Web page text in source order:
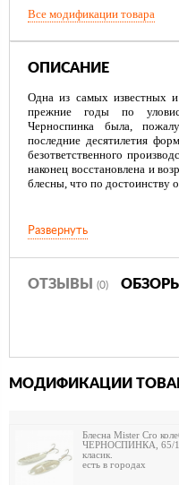
Все модификации товара
ОПИСАНИЕ
Одна из самых известных
прежние годы по
Черноспинка была,
последние десятилетия
безответственного
наконец восстановлена и
блесны, что по достоинству
Развернуть
ОТЗЫВЫ (0) ОБЗОРЫ
МОДИФИКАЦИИ
Блесна Mister Cro
ЧЕРНОСПИНКА, 65/
класик.
есть в городах